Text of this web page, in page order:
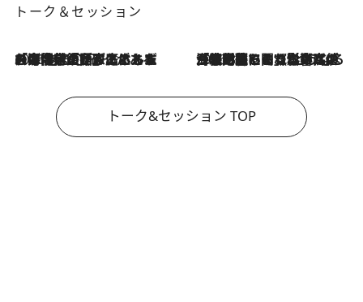
トーク＆セッション
2026.8.3
「今後値上げがあるとすれば…」「リスクがあるのは今年の冬」エネルギー専門家が語る、ホルムズ海峡封鎖が家庭にもたらす“ある心配” 2026.8.3
「住宅建てられない…」「サーチャージ料の高値が続いている」ホルムズ海峡封鎖による影響はいつまで続く？《エネルギー専門家に聞く“どうなる日本の暮らし”》
トーク&セッション TOP